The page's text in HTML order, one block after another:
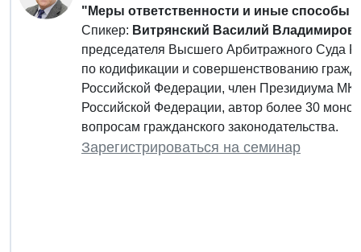
"Меры ответственности и иные способы
Спикер: Витрянский Василий
председателя Высшего Арбитражного Суда
по кодификации и совершенствованию
Российской Федерации, член Президиума
Российской Федерации, автор более 30
вопросам гражданского законодательства.
Зарегистрироваться на семинар